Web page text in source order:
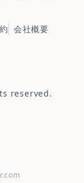
会社概要
reserved.